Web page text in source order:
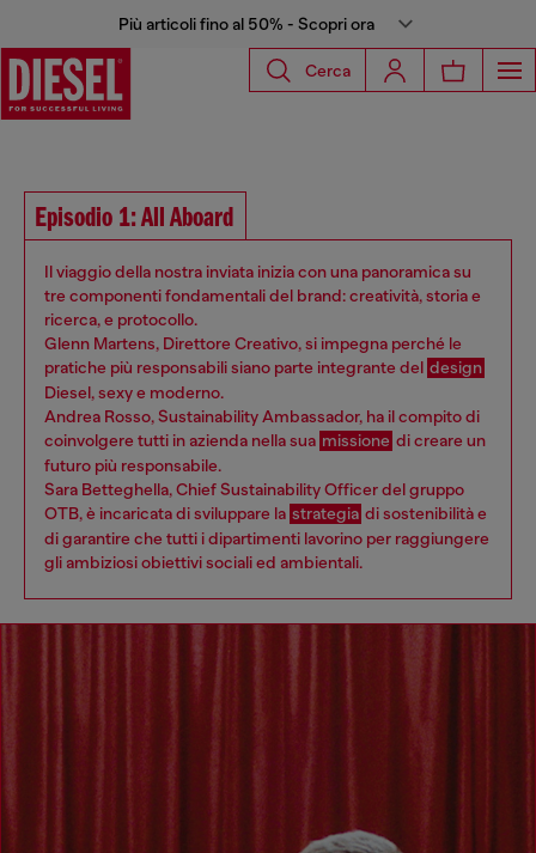
Più articoli fino al 50% - Scopri ora
Cerca
Episodio 1: All Aboard
Il viaggio della nostra inviata inizia con una panoramica su
tre componenti fondamentali del brand: creatività, storia e
ricerca, e protocollo.
Glenn Martens, Direttore Creativo, si impegna perché le
pratiche più responsabili siano parte integrante del design
Diesel, sexy e moderno.
Andrea Rosso, Sustainability Ambassador, ha il compito di
coinvolgere tutti in azienda nella sua missione di creare un
futuro più responsabile.
Sara Betteghella, Chief Sustainability Officer del gruppo
OTB, è incaricata di sviluppare la strategia di sostenibilità e
di garantire che tutti i dipartimenti lavorino per raggiungere
gli ambiziosi obiettivi sociali ed ambientali.